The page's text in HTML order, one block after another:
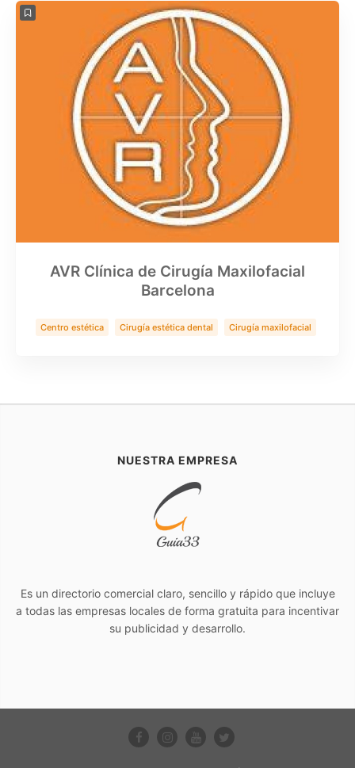
AVR Clínica de Cirugía Maxilofacial
Barcelona
Centro estética Cirugía estética dental
Cirugía maxilofacial
NUESTRA EMPRESA
Es un directorio comercial claro, sencillo y rápido que incluye
a todas las empresas locales de forma gratuita para incentivar
su publicidad y desarrollo.